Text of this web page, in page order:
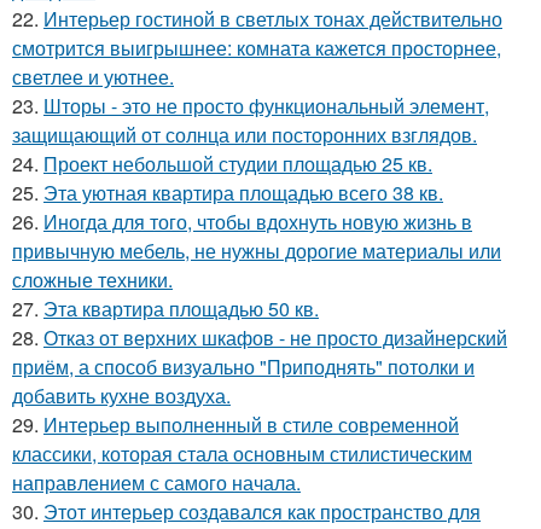
22. Интерьер гостиной в светлых тонах действительно
смотрится выигрышнее: комната кажется просторнее,
светлее и уютнее.
23. Шторы - это не просто функциональный элемент,
защищающий от солнца или посторонних взглядов.
24. Проект небольшой студии площадью 25 кв.
25. Эта уютная квартира площадью всего 38 кв.
26. Иногда для того, чтобы вдохнуть новую жизнь в
привычную мебель, не нужны дорогие материалы или
сложные техники.
27. Эта квартира площадью 50 кв.
28. Отказ от верхних шкафов - не просто дизайнерский
приём, а способ визуально "Приподнять" потолки и
добавить кухне воздуха.
29. Интерьер выполненный в стиле современной
классики, которая стала основным стилистическим
направлением с самого начала.
30. Этот интерьер создавался как пространство для